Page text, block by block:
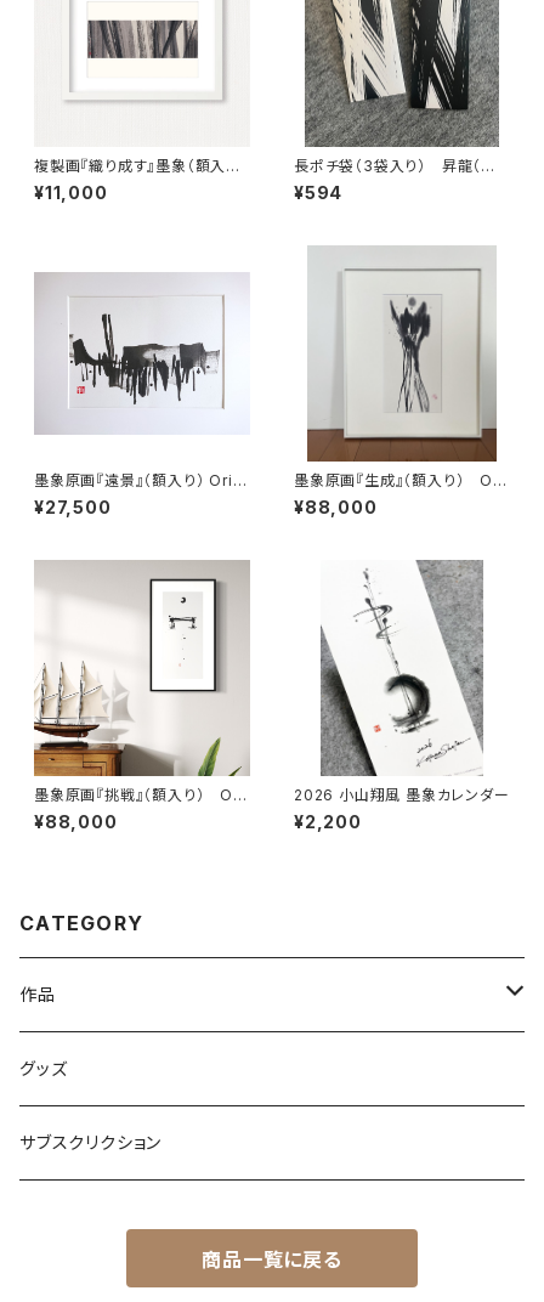
複製画『織り成す』墨象（額入り）
Reproduction Painting「we
ave」（Framed）
¥11,000
長ポチ袋（3袋入り） 昇龍（筆
パターン）白／黒
¥594
墨象原画『遠景』（額入り） Origi
nal Painting「Distant view」
（Framed）
¥27,500
墨象原画『生成』（額入り） Ori
ginal Painting「Generate」
（Framed）
¥88,000
墨象原画『挑戦』（額入り） Ori
ginal Painting「Challenge」
（Framed）
¥88,000
2026 小山翔風 墨象カレンダー
¥2,200
CATEGORY
作品
原画
複製画
グッズ
サブスクリクション
商品一覧に戻る